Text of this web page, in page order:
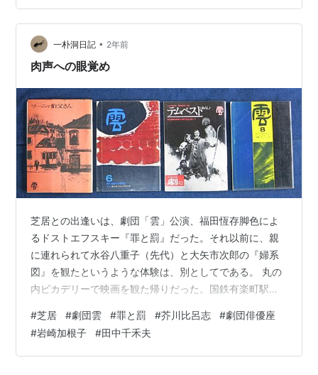
大きく違うため、台詞も大幅に変えており、テキレジと
いうよりはオリジナルの要素が大きく、大胆な換骨奪胎
といえた。 とはいえ大筋はきちんとリア王を踏襲してい
る。 冒頭は舞台設定、人物紹介が入る。長男…
一朴洞日記 • 2年前
肉声への眼覚め
芝居との出逢いは、劇団「雲」公演、福田恆存脚色によ
るドストエフスキー『罪と罰』だった。それ以前に、親
に連れられて水谷八重子（先代）と大矢市次郎の『婦系
図』を観たというような体験は、別としてである。 丸の
内ピカデリーで映画を観た帰りだった。国鉄有楽町駅の
の秋である。池袋へ帰るだけなら、地下鉄丸ノ内線が早
道だが、山手線日暮里駅までの通学定期券を所持してい
た。安上りなばかりか、ともすると有楽町から最短区間
#芝居 #劇団雲 #罪と罰 #芥川比呂志 #劇団俳優座
#岩崎加根子 #田中千禾夫